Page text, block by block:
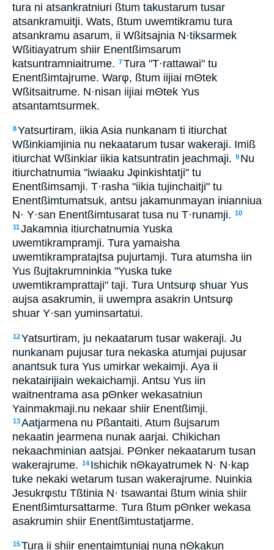
tura ni atsankratniuri ßtum takustarum tusar
atsankramuitji. Wats, ßtum uwemtikramu tura
atsankramu asarum, ii Wßitsajnia N·tiksarmek
Wßitiayatrum shiir Enentßimsarum
katsuntramniaitrume. 7Tura "T·rattawai" tu
Enentßimtajrume. Warφ, ßtum iijiai mΘtek
Wßitsaitrume. N·nisan iijiai mΘtek Yus
atsantamtsurmek.
8Yatsurtiram, iikia Asia nunkanam ti itiurchat
Wßinkiamjinia nu nekaatarum tusar wakeraji. Imiß
itiurchat Wßinkiar iikia katsuntratin jeachmaji. 9 Nu
itiurchatnumia "iwiaaku Jφinkishtatji" tu
Enentßimsamji. T·rasha "iikia tujinchaitji" tu
Enentßimtumatsuk, antsu jakamunmayan inianniua
N· Y·san Enentßimtusarat tusa nu T·runamji. 10
11Jakamnia itiurchatnumia Yuska
uwemtikrampramji. Tura yamaisha
uwemtikrampratajtsa pujurtamji. Tura atumsha iin
Yus ßujtakrumninkia "Yuska tuke
uwemtikramprattaji" taji. Tura Untsurφ shuar Yus
aujsa asakrumin, ii uwempra asakrin Untsurφ
shuar Y·san yuminsartatui.
12Yatsurtiram, ju nekaatarum tusar wakeraji. Ju
nunkanam pujusar tura nekaska atumjai pujusar
anantsuk tura Yus umirkar wekaimji. Aya ii
nekatairijiain wekaichamji. Antsu Yus iin
waitnentrama asa pΘnker wekasatniun
Yainmakmaji.nu nekaar shiir Enentßimji.
13Aatjarmena nu Pßantaiti. Atum ßujsarum
nekaatin jearmena nunak aarjai. Chikichan
nekaachminian aatsjai. PΘnker nekaatarum tusan
wakerajrume. 14 Ishichik nΘkayatrumek N· N·kap
tuke nekaki wetarum tusan wakerajrume. Nuinkia
Jesukrφstu Tßtinia N· tsawantai ßtum winia shiir
Enentßimtursattarme. Tura ßtum pΘnker wekasa
asakrumin shiir Enentßimtustatjarme.
15Tura ii shiir enentaimtuniaj nuna nΘkakun